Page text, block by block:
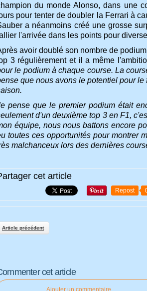
du monde Alonso, dans une
pour tenter de doubler la Ferrari à
a néanmoins créé une grosse
l'arrivée dans les points pour
avoir doublé son nombre de
3 régulièrement et il a même
le podium à chaque course. La
que nous avons le potentiel pour
pense que le premier podium était
d'un deuxième top 3 en F1,
équipe, nous nous battons encore
toutes ces opportunités pour montrer
malchanceux lors des dernières
cet article
Repost
Article précédent
cet article
Ajouter un commentaire